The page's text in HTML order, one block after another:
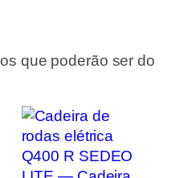
que poderão ser do